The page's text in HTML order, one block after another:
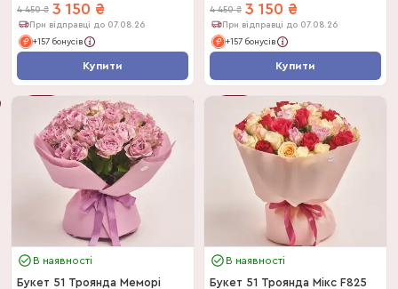
4 450 ₴ 3 150 ₴
При відправці до 07.08.26
+157 бонусів
Купити
4 450 ₴ 3 150 ₴
При відправці до 07.08.26
+157 бонусів
Купити
В наявності
Букет 51 Троянда Меморі
В наявності
Букет 51 Троянда Мікс F825